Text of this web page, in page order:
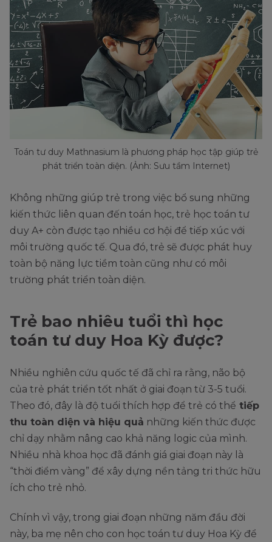
Toán tư duy Mathnasium là phương pháp học tập giúp trẻ
phát triển toàn diện. (Ảnh: Sưu tầm Internet)
Không những giúp trẻ trong việc bổ sung những
kiến thức liên quan đến toán học, trẻ học toán tư
duy A+ còn được tạo nhiều cơ hội để tiếp xúc với
môi trường quốc tế. Qua đó, trẻ sẽ được phát huy
toàn bộ năng lực tiềm toàn cũng như có môi
trường phát triển toàn diện.
Trẻ bao nhiêu tuổi thì học
toán tư duy Hoa Kỳ được?
Nhiều nghiên cứu quốc tế đã chỉ ra rằng, não bộ
của trẻ phát triển tốt nhất ở giai đoạn từ 3-5 tuổi.
Theo đó, đây là độ tuổi thích hợp để trẻ có thể tiếp
thu toàn diện và hiệu quả những kiến thức được
chỉ dạy nhằm nâng cao khả năng logic của mình.
Nhiều nhà khoa học đã đánh giá giai đoạn này là
“thời điểm vàng” để xây dựng nền tảng tri thức hữu
ích cho trẻ nhỏ.
Chính vì vậy, trong giai đoạn những năm đầu đời
này, ba mẹ nên cho con học toán tư duy Hoa Kỳ để